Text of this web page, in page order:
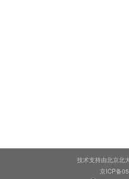
技术支持由北京北
京ICP备